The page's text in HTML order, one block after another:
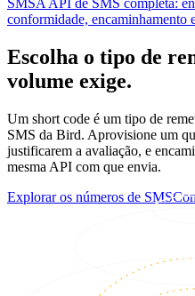
conformidade, encaminhamento
Escolha o tipo de
volume exige.
Um short code é um tipo de
SMS da Bird. Aprovisione um
justificarem a avaliação, e
mesma API com que envia.
Explorar os números de SMS